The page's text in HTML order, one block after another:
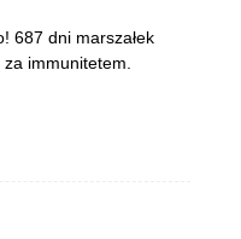
687 dni marszałek
immunitetem.